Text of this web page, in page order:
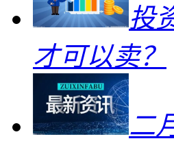
投
才可以卖？
二